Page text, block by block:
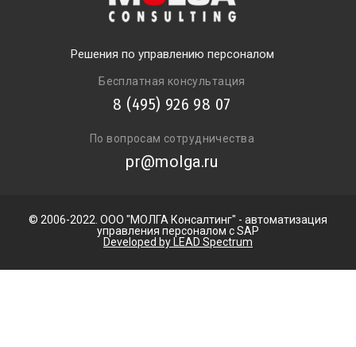
Решения по управлению персоналом
Бесплатная консультация
8 (495) 926 98 07
По вопросам сотрудничества
pr@molga.ru
© 2006-2022. ООО "МОЛГА Консалтинг" - автоматизация
управления персоналом с SAP
Developed by LEAD Spectrum